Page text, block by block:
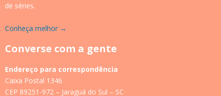
de séries.
Conheça melhor →
Converse com a gente
Endereço para correspondência
Caixa Postal 1346
CEP 89251-972 – Jaraguá do Sul – SC